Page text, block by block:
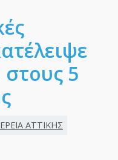
στους 5
ΑΤΤΙΚΗΣ